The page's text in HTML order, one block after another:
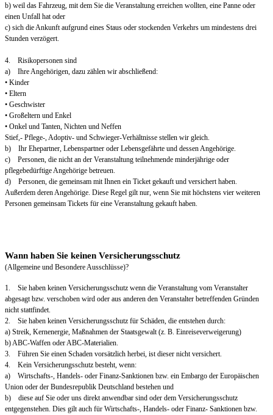
b) weil das Fahrzeug, mit dem Sie die Veranstaltung erreichen wollten, eine Panne oder
einen Unfall hat oder
c) sich die Ankunft aufgrund eines Staus oder stockenden Verkehrs um mindestens drei
Stunden verzögert.
4. Risikopersonen sind
a) Ihre Angehörigen, dazu zählen wir abschließend:
• Kinder
• Eltern
• Geschwister
• Großeltern und Enkel
• Onkel und Tanten, Nichten und Neffen
Stief,- Pflege-, Adoptiv- und Schwieger-Verhältnisse stellen wir gleich.
b) Ihr Ehepartner, Lebenspartner oder Lebensgefährte und dessen Angehörige.
c) Personen, die nicht an der Veranstaltung teilnehmende minderjährige oder
pflegebedürftige Angehörige betreuen.
d) Personen, die gemeinsam mit Ihnen ein Ticket gekauft und versichert haben.
Außerdem deren Angehörige. Diese Regel gilt nur, wenn Sie mit höchstens vier weiteren
Personen gemeinsam Tickets für eine Veranstaltung gekauft haben.
Wann haben Sie keinen Versicherungsschutz
(Allgemeine und Besondere Ausschlüsse)?
1. Sie haben keinen Versicherungsschutz wenn die Veranstaltung vom Veranstalter
abgesagt bzw. verschoben wird oder aus anderen den Veranstalter betreffenden Gründen
nicht stattfindet.
2. Sie haben keinen Versicherungsschutz für Schäden, die entstehen durch:
a) Streik, Kernenergie, Maßnahmen der Staatsgewalt (z. B. Einreiseverweigerung)
b) ABC-Waffen oder ABC-Materialien.
3. Führen Sie einen Schaden vorsätzlich herbei, ist dieser nicht versichert.
4. Kein Versicherungsschutz besteht, wenn:
a) Wirtschafts-, Handels- oder Finanz-Sanktionen bzw. ein Embargo der Europäischen
Union oder der Bundesrepublik Deutschland bestehen und
b) diese auf Sie oder uns direkt anwendbar sind oder dem Versicherungsschutz
entgegenstehen. Dies gilt auch für Wirtschafts-, Handels- oder Finanz- Sanktionen bzw.